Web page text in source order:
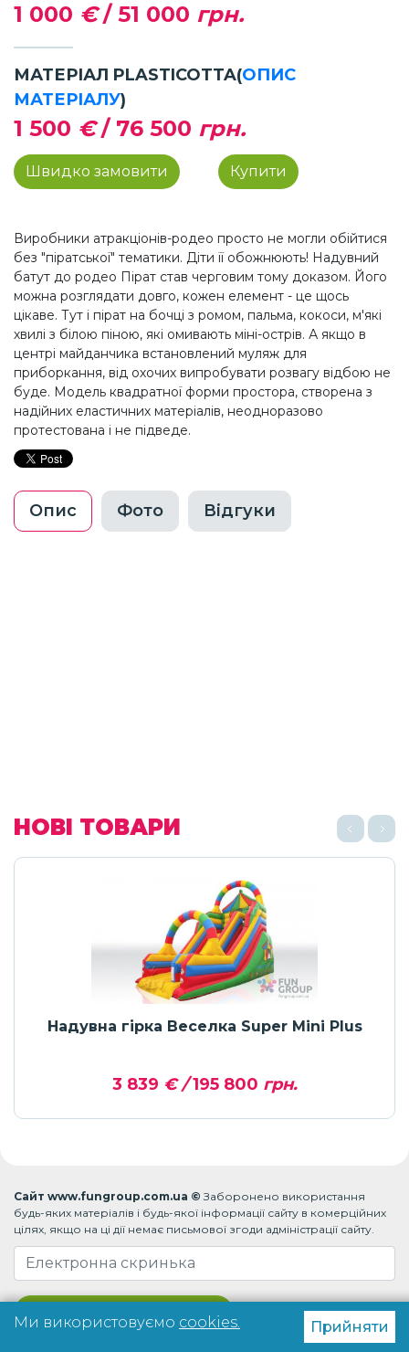
1 000 €/ 51 000 грн.
МАТЕРІАЛ PLASTICOTTA(ОПИС
МАТЕРІАЛУ)
1 500 €/ 76 500 грн.
Швидко замовити Купити
Виробники атракціонів-родео просто не могли обійтися
без "піратської" тематики. Діти її обожнюють! Надувний
батут до родео Пірат став черговим тому доказом. Його
можна розглядати довго, кожен елемент - це щось
цікаве. Тут і пірат на бочці з ромом, пальма, кокоси, м'які
хвилі з білою піною, які омивають міні-острів. А якщо в
центрі майданчика встановлений муляж для
приборкання, від охочих випробувати розвагу відбою не
буде. Модель квадратної форми простора, створена з
надійних еластичних матеріалів, неодноразово
протестована і не підведе.
Опис Фото Відгуки
НОВІ ТОВАРИ
Надувна гірка Веселка Super Mini Plus
3 839 € /195 800 грн.
Сайт www.fungroup.com.ua ©Заборонено використання
будь-яких матеріалів і будь-якої інформації сайту в комерційних
цілях, якщо на ці дії немає письмової згоди адміністрації сайту.
Підписатися на розсилку
Ми використовуємо cookies. Прийняти